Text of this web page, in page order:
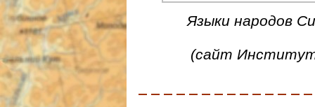
Языки народов
(сайт